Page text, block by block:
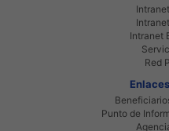
Intranet
Red
Punto de